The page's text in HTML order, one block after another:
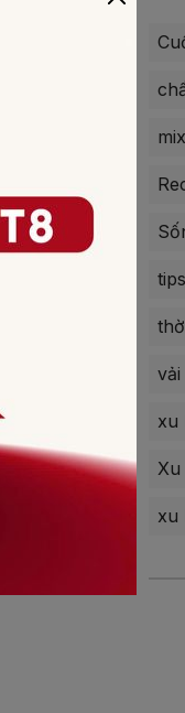
và dùng kem
dào chính là
hiệu.
xu
xu